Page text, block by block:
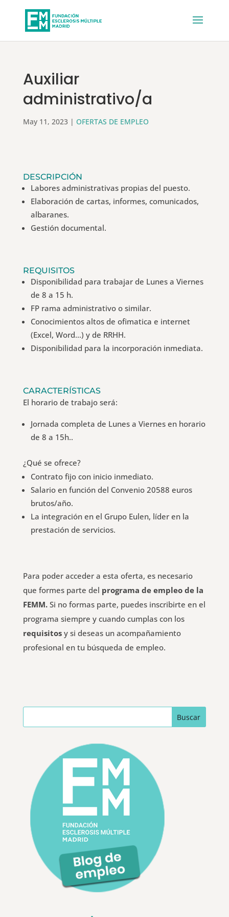
Auxiliar
administrativo/a
May 11, 2023| OFERTAS DE EMPLEO
DESCRIPCIÓN
Labores administrativas propias del puesto.
Elaboración de cartas, informes, comunicados,
albaranes.
Gestión documental.
REQUISITOS
Disponibilidad para trabajar de Lunes a Viernes
de 8 a 15 h.
FP rama administrativo o similar.
Conocimientos altos de ofimatica e internet
(Excel, Word…) y de RRHH.
Disponibilidad para la incorporación inmediata.
CARACTERÍSTICAS
El horario de trabajo será:
Jornada completa de Lunes a Viernes en horario
de 8 a 15h..
¿Qué se ofrece?
Contrato fijo con inicio inmediato.
Salario en función del Convenio 20588 euros
brutos/año.
La integración en el Grupo Eulen, líder en la
prestación de servicios.
Para poder acceder a esta oferta, es necesario
que formes parte del programa de empleo de la
FEMM.Si no formas parte, puedes inscribirte en el
programa siempre y cuando cumplas con los
requisitosy si deseas un acompañamiento
profesional en tu búsqueda de empleo.